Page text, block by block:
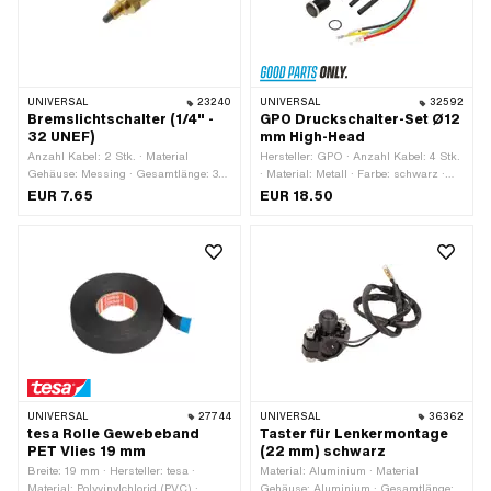
UNIVERSAL 23240
Bremslichtschalter (1/4" -
32 UNEF)
Anzahl Kabel: 2 Stk. · Material
Gehäuse: Messing · Gesamtlänge: 36
mm · Gewindeart: MF6x0.75
EUR 7.65
UNIVERSAL 32592
GPO Druckschalter-Set Ø12
mm High-Head
Hersteller: GPO · Anzahl Kabel: 4 Stk.
· Material: Metall · Farbe: schwarz ·
Gesamtlänge: 27 mm · Gewindeart:
EUR 18.50
UNIVERSAL 27744
tesa Rolle Gewebeband
PET Vlies 19 mm
Breite: 19 mm · Hersteller: tesa ·
Material: Polyvinylchlorid (PVC) ·
UNIVERSAL 36362
Taster für Lenkermontage
(22 mm) schwarz
Material: Aluminium · Material
Gehäuse: Aluminium · Gesamtlänge: